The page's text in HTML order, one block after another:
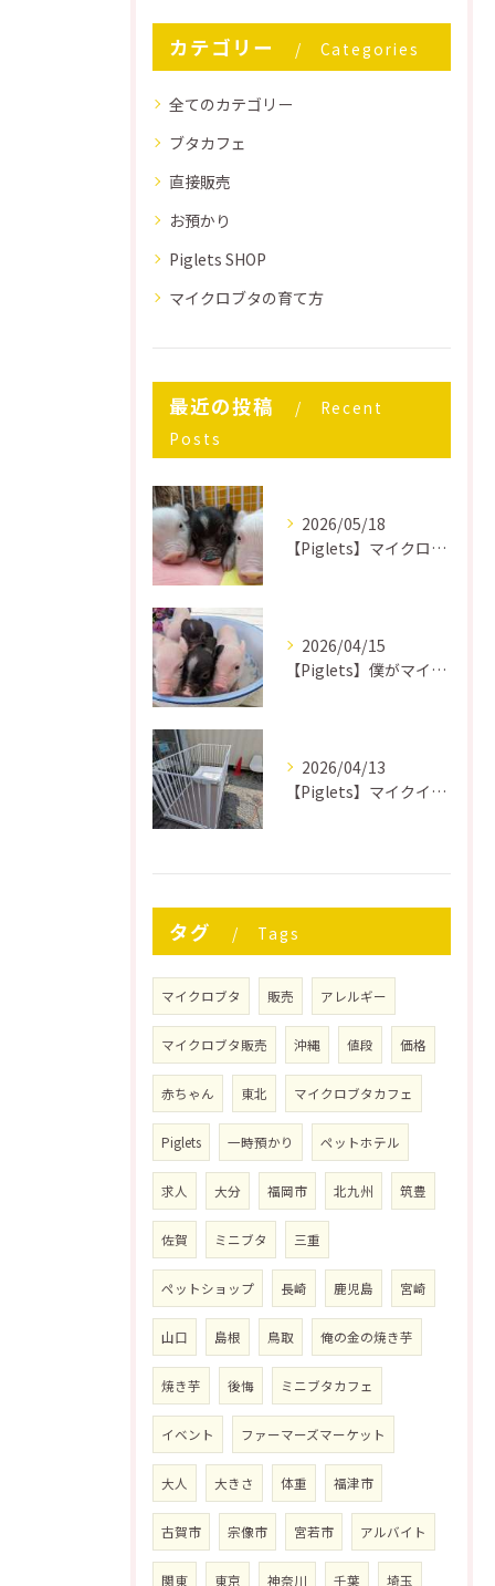
カテゴリー Categories
全てのカテゴリー
ブタカフェ
直接販売
お預かり
Piglets SHOP
マイクロブタの育て方
最近の投稿
Recent
Posts
2026/05/18
【Piglets】マイクロブタはどうして飼うのが大変なのか？
2026/04/15
【Piglets】僕がマイクロブタを飼って後悔したこと
2026/04/13
【Piglets】マイクイロブタ用ケージを作る
タグ Tags
マイクロブタ 販売 アレルギー
マイクロブタ販売 沖縄 値段 価格
赤ちゃん 東北 マイクロブタカフェ
Piglets 一時預かり ペットホテル
求人 大分 福岡市 北九州 筑豊
佐賀 ミニブタ 三重
ペットショップ 長崎 鹿児島 宮崎
山口 島根 鳥取 俺の金の焼き芋
焼き芋 後悔 ミニブタカフェ
イベント ファーマーズマーケット
大人 大きさ 体重 福津市
古賀市 宗像市 宮若市 アルバイト
関東 東京 神奈川 千葉 埼玉